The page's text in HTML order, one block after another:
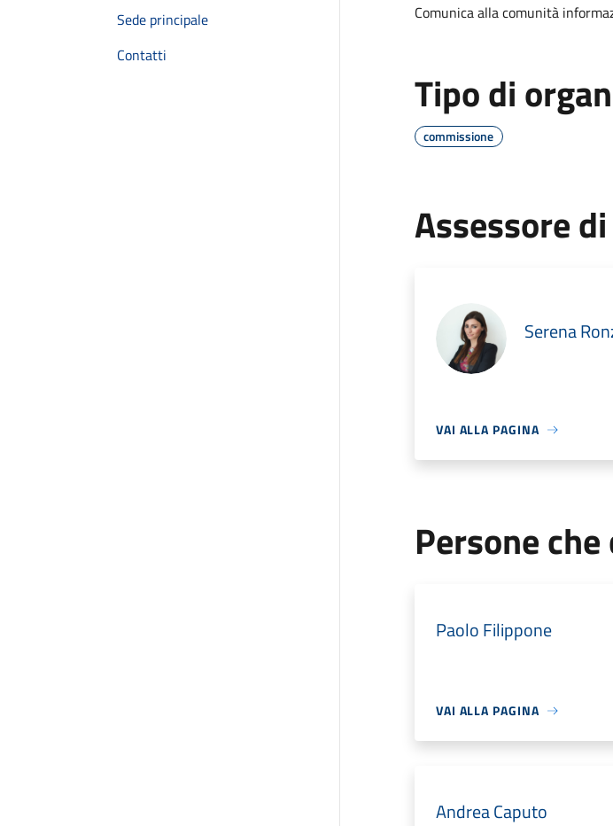
Sede principale
Contatti
Comunica alla comunità
Tipo di
commissione
Assessore
Serena
VAI ALLA PAGINA
Persone
Paolo Filippone
VAI ALLA PAGINA
Andrea Caputo